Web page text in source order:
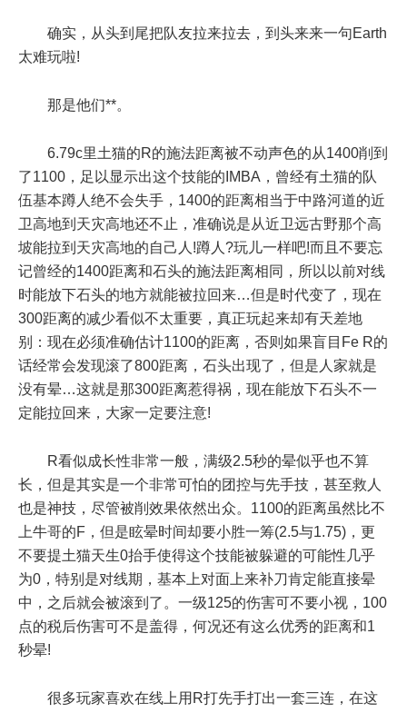
确实，从头到尾把队友拉来拉去，到头来来一句Earth
太难玩啦!
那是他们**。
6.79c里土猫的R的施法距离被不动声色的从1400削到
了1100，足以显示出这个技能的IMBA，曾经有土猫的队
伍基本蹲人绝不会失手，1400的距离相当于中路河道的近
卫高地到天灾高地还不止，准确说是从近卫远古野那个高
坡能拉到天灾高地的自己人!蹲人?玩儿一样吧!而且不要忘
记曾经的1400距离和石头的施法距离相同，所以以前对线
时能放下石头的地方就能被拉回来…但是时代变了，现在
300距离的减少看似不太重要，真正玩起来却有天差地
别：现在必须准确估计1100的距离，否则如果盲目Fe R的
话经常会发现滚了800距离，石头出现了，但是人家就是
没有晕…这就是那300距离惹得祸，现在能放下石头不一
定能拉回来，大家一定要注意!
R看似成长性非常一般，满级2.5秒的晕似乎也不算
长，但是其实是一个非常可怕的团控与先手技，甚至救人
也是神技，尽管被削效果依然出众。1100的距离虽然比不
上牛哥的F，但是眩晕时间却要小胜一筹(2.5与1.75)，更
不要提土猫天生0抬手使得这个技能被躲避的可能性几乎
为0，特别是对线期，基本上对面上来补刀肯定能直接晕
中，之后就会被滚到了。一级125的伤害可不要小视，100
点的税后伤害可不是盖得，何况还有这么优秀的距离和1
秒晕!
很多玩家喜欢在线上用R打先手打出一套三连，在这